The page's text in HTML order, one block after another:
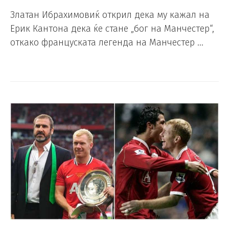
Златан Ибрахимовиќ открил дека му кажал на
Ерик Кантона дека ќе стане „бог на Манчестер“,
откако француската легенда на Манчестер …